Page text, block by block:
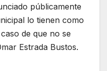
públicamente
lo tienen como
de que no se
Estrada Bustos.